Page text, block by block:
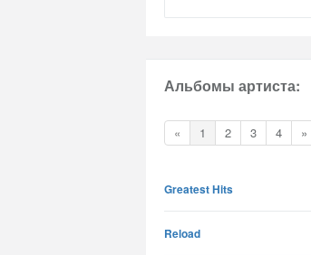
Альбомы артиста:
« 1 2 3 4 »
Greatest Hits
Reload